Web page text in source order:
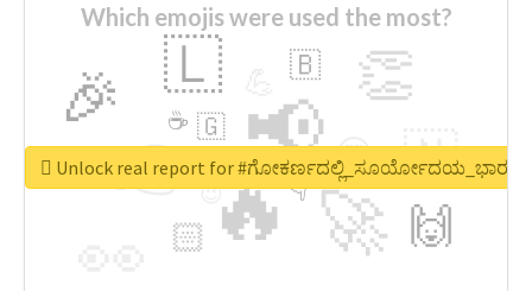
Which emojis were used the most?
🔥
👉 📢
🚀
🎉 👏
🇱
🇳
🙌
😍
🏻
🇧
👇
🇬
🔷
☕
😉
🎡
Unlock real report for